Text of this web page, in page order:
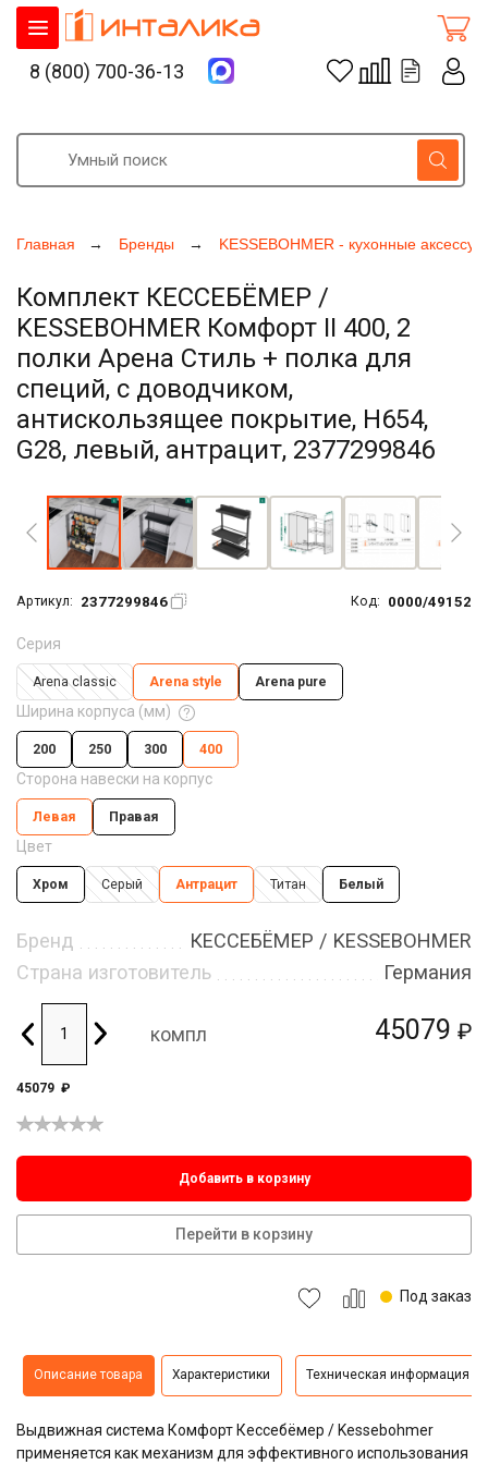
Главная Бренды KESSEBOHMER - кухонные
Комплект КЕССЕБЁМЕР /
KESSEBOHMER Комфорт II 400, 2
полки Арена Стиль + полка для
специй, с доводчиком,
антискользящее покрытие, H654,
G28, левый, антрацит, 2377299846
Артикул: 2377299846 Код: 0000/49152
45079 ₽
Серия
Arena classic Arena style Arena pure
Ширина корпуса (мм)
200 250 300 400
Сторона навески на корпус
Левая Правая
Цвет
Хром Серый Антрацит Титан Белый
Бренд
КЕССЕБЁМЕР / KESSEBOHMER
Страна изготовитель
Германия
компл
45079 ₽
Добавить в корзину
Перейти в корзину
Под заказ
Описание товара Характеристики Техническая информация
Выдвижная система Комфорт Кессебёмер / Kessebohmer
применяется как механизм для эффективного использования
8 (800) 700-36-13